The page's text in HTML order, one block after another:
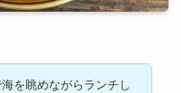
を眺めながらランチし